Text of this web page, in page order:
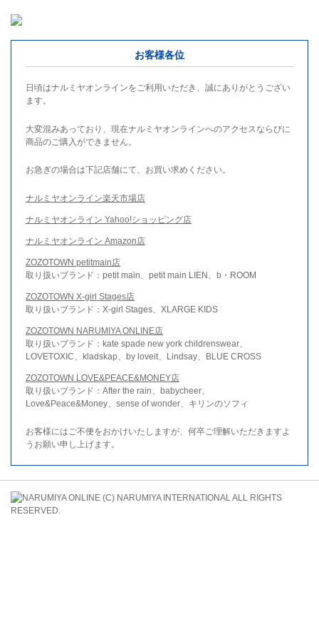
お客様各位
日頃はナルミヤオンラインをご利用いただき、誠にありがとうござい
ます。
大変混みあっており、現在ナルミヤオンラインへのアクセスならびに
商品のご購入ができません。
お急ぎの場合は下記店舗にて、お買い求めください。
ナルミヤオンライン楽天市場店
ナルミヤオンライン Yahoo!ショッピング店
ナルミヤオンライン Amazon店
ZOZOTOWN petitmain店
取り扱いブランド：petit main、petit main LIEN、b・ROOM
ZOZOTOWN X-girl Stages店
取り扱いブランド：X-girl Stages、XLARGE KIDS
ZOZOTOWN NARUMIYA ONLINE店
取り扱いブランド：kate spade new york childrenswear、
LOVETOXIC、kladskap、by loveit、Lindsay、BLUE CROSS
ZOZOTOWN LOVE&PEACE&MONEY店
取り扱いブランド：After the rain、babycheer、
Love&Peace&Money、sense of wonder、キリンのソフィ
お客様にはご不便をおかけいたしますが、何卒ご理解いただきますよ
うお願い申し上げます。